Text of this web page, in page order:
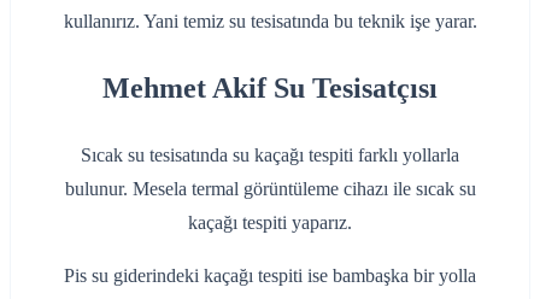
kullanırız. Yani temiz su tesisatında bu teknik işe yarar.
Mehmet Akif Su Tesisatçısı
Sıcak su tesisatında su kaçağı tespiti farklı yollarla
bulunur. Mesela termal görüntüleme cihazı ile sıcak su
kaçağı tespiti yaparız.
Pis su giderindeki kaçağı tespiti ise bambaşka bir yolla